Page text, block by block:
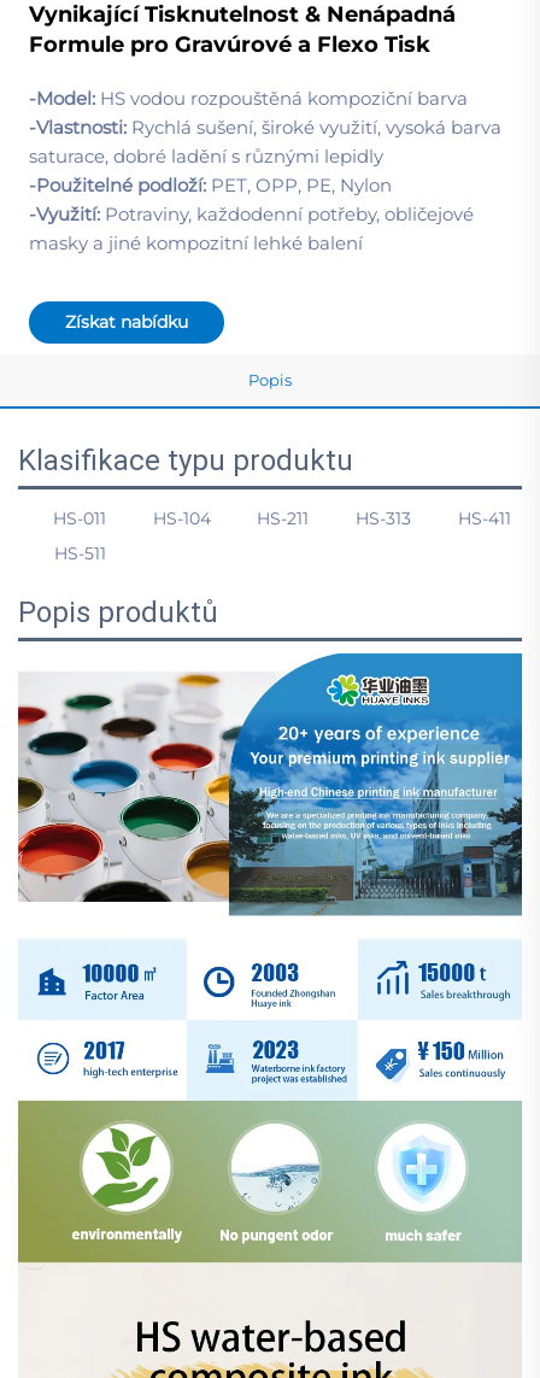
Vynikající Tisknutelnost & Nenápadná
Formule pro Gravúrové a Flexo Tisk
-Model: HS vodou rozpouštěná kompoziční barva
-Vlastnosti: Rychlá sušení, široké využití, vysoká barva
saturace, dobré ladění s různými lepidly
-Použitelné podloží: PET, OPP, PE, Nylon
-Využití: Potraviny, každodenní potřeby, obličejové
masky a jiné kompozitní lehké balení
Získat nabídku
Popis
Klasifikace typu produktu
HS-011 HS-104 HS-211 HS-313
HS-411
HS-511
Popis produktů